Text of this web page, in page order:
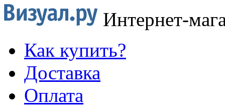
Интернет-
Как купить?
Доставка
Оплата